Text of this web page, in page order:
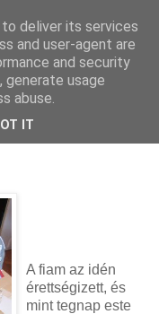
A fiam az idén
érettségizett, és
mint tegnap este
deliver its services
and user-agent are
and security
usage
abuse.
IT